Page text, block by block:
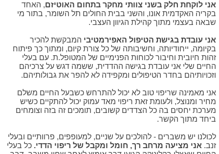
אני לוקחת חלק בשני צוותי מחקר בתחום האוטיזם, האחד
בקריה האקדמית אונו, והשני בבית החולים תל השומר, בתור מי
שבאה בעצמי מתוך קהילת הגיוון העצבי.
אני עובדת בגישת הטיפול האפירמטיבי המבקשת להכיר
בקיומה, ייחודיותה, וחשיבותה של כל צורת קיום, ומתוך כך פיתוח
זהות חיובית וחיבור לכוחות הפנימיים של המטופל.ת. עם בעלי
החיים שלי אני עובדת בגישה ההדדית, ששמה דגש על צרכיהם
וזכויותיהם בחדר הטיפולים ומקפידה לא להפר את גבולותיהם.
אני מאמינה שריפוי טוב לא יכול להתרחש כשבעל החיים משלם
מחיר ומנוצל, ולעומת זאת ריפוי מאד עמוק יכול להתקיים כשיש
מערכת יחסים בה כל הצדדים קשובים, תומכים זה בזה וצומחים
ביחד מתוך הקשר.
לכולנו יש משברים - להולכים על שניים, למעופפים, פרוותיים ובעלי
זנב. אני מציעה מרחב רך, חומל ומקבל של ריפוי הדדי. כל בעלי